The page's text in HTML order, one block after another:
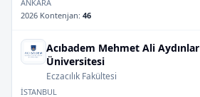
ANKARA
2026 Kontenjan: 46
Acıbadem Mehmet Ali Aydınlar
Üniversitesi
Eczacılık Fakültesi
İSTANBUL